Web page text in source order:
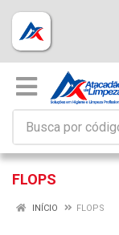
FLOPS
INÍCIO FLOPS